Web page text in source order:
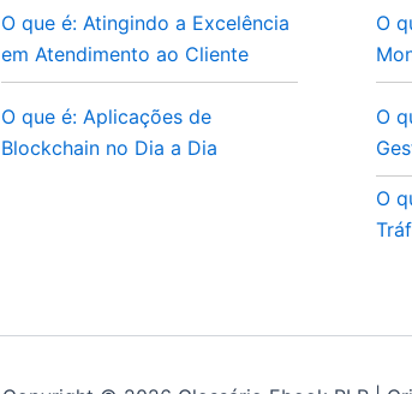
O que é: Atingindo a Excelência
em Atendimento ao Cliente
O que é: Aplicações de
Blockchain no Dia a Dia
O
O
O